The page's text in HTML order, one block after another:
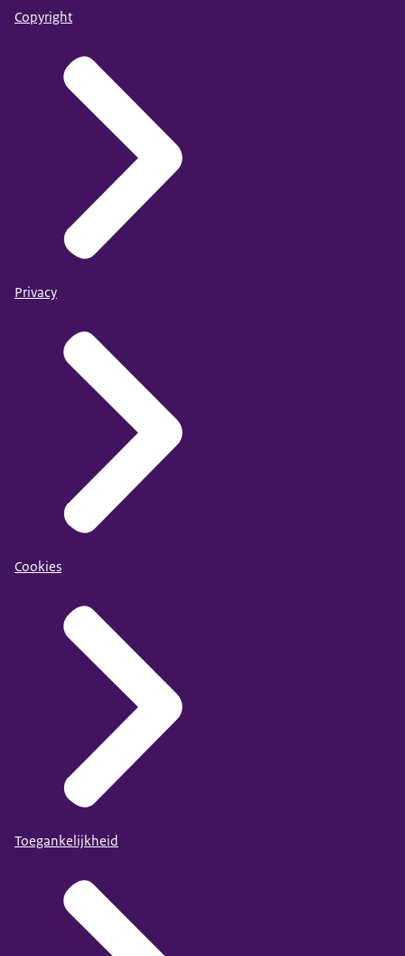
Copyright
Privacy
Cookies
Toegankelijkheid